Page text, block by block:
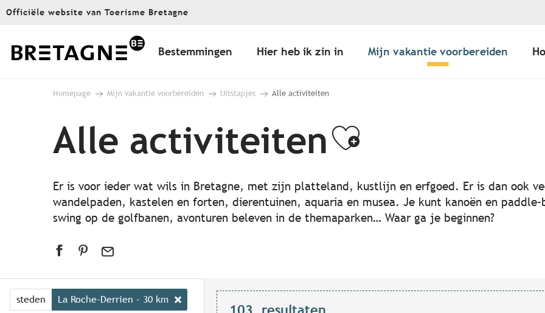
Aller
principal
Officiële website van Toerisme Bretagne
Bestemmingen Hier heb ik zin in Mijn vakantie voorbereiden
Homepage Mijn vakantie voorbereiden Uitstapjes Alle activiteiten
Alle activiteitenAjouter aux
Er is voor ieder wat wils in Bretagne, met zijn platteland, kustlijn en erfgoed. Er is dan ook
wandelpaden, kastelen en forten, dierentuinen, aquaria en musea. Je kunt kanoën en
swing op de golfbanen, avonturen beleven in de themaparken… Waar ga je beginnen?
steden La Roche-Derrien - 30 km